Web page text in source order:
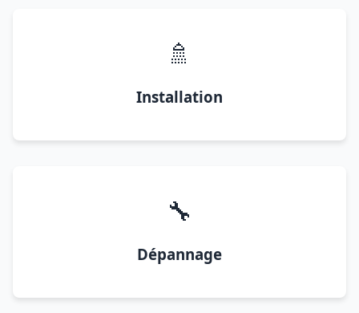
🚿
Installation
🔧
Dépannage